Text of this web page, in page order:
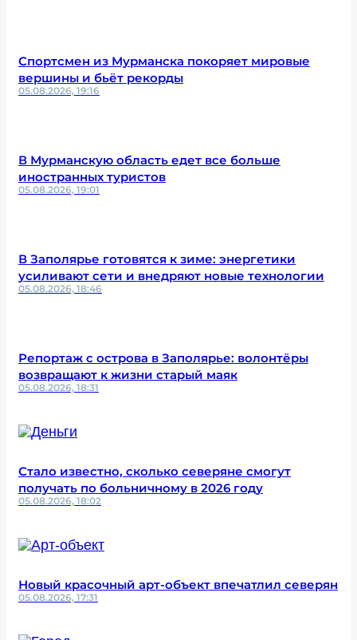
Спортсмен из Мурманска покоряет мировые
вершины и бьёт рекорды
05.08.2026, 19:16
В Мурманскую область едет все больше
иностранных туристов
05.08.2026, 19:01
В Заполярье готовятся к зиме: энергетики
усиливают сети и внедряют новые технологии
05.08.2026, 18:46
Репортаж с острова в Заполярье: волонтёры
возвращают к жизни старый маяк
05.08.2026, 18:31
Стало известно, сколько северяне смогут
получать по больничному в 2026 году
05.08.2026, 18:02
Новый красочный арт-объект впечатлил северян
05.08.2026, 17:31